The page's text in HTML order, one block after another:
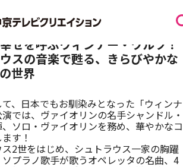
せ
ュール
せを呼ぶウィンナー・ワルツ！
スの音楽で甦る、きらびやかな
世界
、日本でもお馴染みとなった「ウィンナ
では、ヴァイオリンの名手シャンドル・
ソロ・ヴァイオリンを務め、華やかなコ
す！
2世をはじめ、シュトラウス一家の胸躍
プラノ歌手が歌うオペレッタの名曲、4